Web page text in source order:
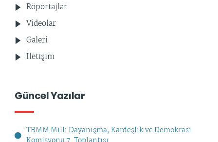
Röportajlar
Videolar
Galeri
İletişim
Güncel Yazılar
TBMM Milli Dayanışma, Kardeşlik ve Demokrasi